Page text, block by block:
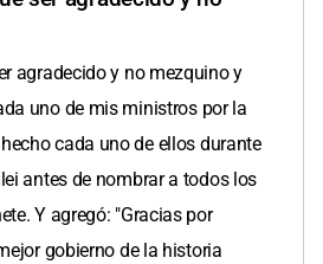
agradecido y no mezquino y
uno de mis ministros por la
cada uno de ellos durante
antes de nombrar a todos los
Y agregó: "Gracias por
gobierno de la historia